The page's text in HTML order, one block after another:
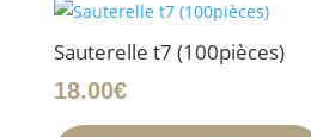
Sauterelle t7 (100pièces)
18.00€